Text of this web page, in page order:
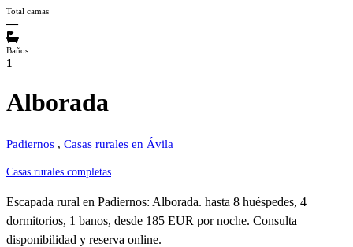
Total camas
—
Baños
1
Alborada
Padiernos , Casas rurales en Ávila
Casas rurales completas
Escapada rural en Padiernos: Alborada. hasta 8 huéspedes, 4
dormitorios, 1 banos, desde 185 EUR por noche. Consulta
disponibilidad y reserva online.